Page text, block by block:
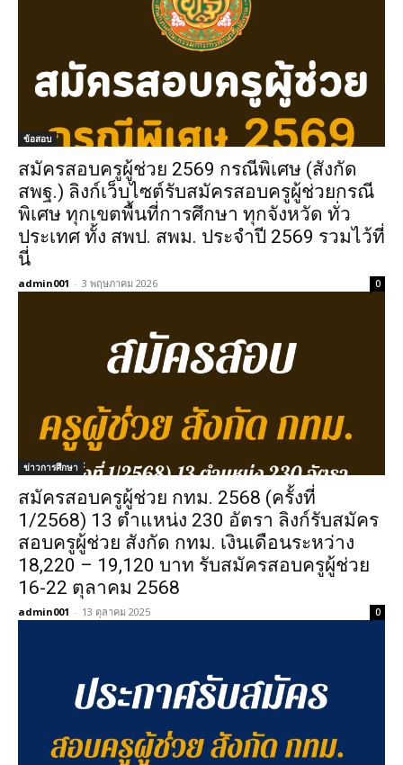
ข้อสอบ
สมัครสอบครูผู้ช่วย 2569 กรณีพิเศษ (สังกัด
สพฐ.) ลิงก์เว็บไซต์รับสมัครสอบครูผู้ช่วยกรณี
พิเศษ ทุกเขตพื้นที่การศึกษา ทุกจังหวัด ทั่ว
ประเทศ ทั้ง สพป. สพม. ประจำปี 2569 รวมไว้ที่
นี่
admin001 - 3 พฤษภาคม 2026 0
ข่าวการศึกษา
สมัครสอบครูผู้ช่วย กทม. 2568 (ครั้งที่
1/2568) 13 ตำแหน่ง 230 อัตรา ลิงก์รับสมัคร
สอบครูผู้ช่วย สังกัด กทม. เงินเดือนระหว่าง
18,220 – 19,120 บาท รับสมัครสอบครูผู้ช่วย
16-22 ตุลาคม 2568
admin001 - 13 ตุลาคม 2025 0